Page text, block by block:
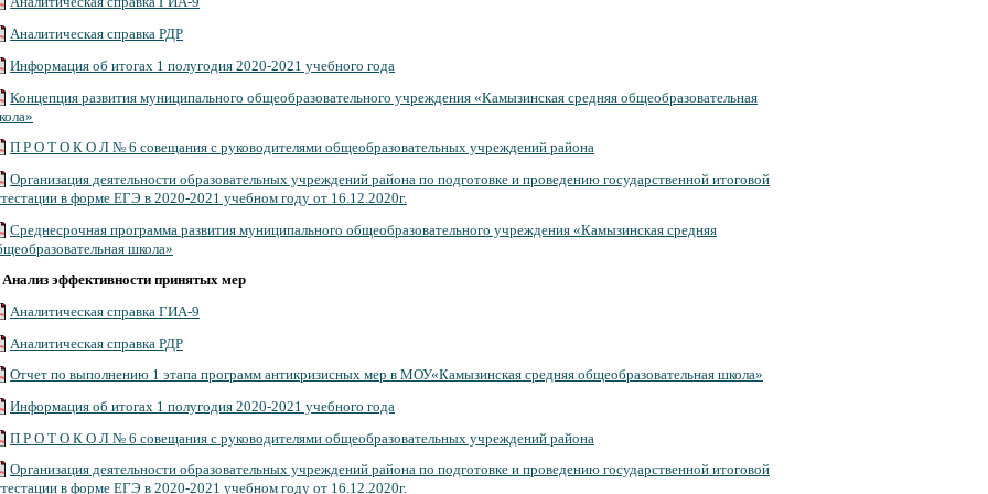
Аналитическая справка РДР
Информация об итогах 1 полугодия 2020-2021 учебного года
Концепция развития муниципального общеобразовательного учреждения «Камызинская средняя общеобразовательная
П Р О Т О К О Л № 6 совещания с руководителями общеобразовательных учреждений района
Организация деятельности образовательных учреждений района по подготовке и проведению государственной итоговой
в форме ЕГЭ в 2020-2021 учебном году от 16.12.2020г.
Среднесрочная программа развития муниципального общеобразовательного учреждения «Камызинская средняя
школа»
Анализ эффективности принятых мер
Аналитическая справка ГИА-9
Аналитическая справка РДР
Отчет по выполнению 1 этапа программ антикризисных мер в МОУ«Камызинская средняя общеобразовательная школа»
Информация об итогах 1 полугодия 2020-2021 учебного года
П Р О Т О К О Л № 6 совещания с руководителями общеобразовательных учреждений района
Организация деятельности образовательных учреждений района по подготовке и проведению государственной итоговой
в форме ЕГЭ в 2020-2021 учебном году от 16.12.2020г.